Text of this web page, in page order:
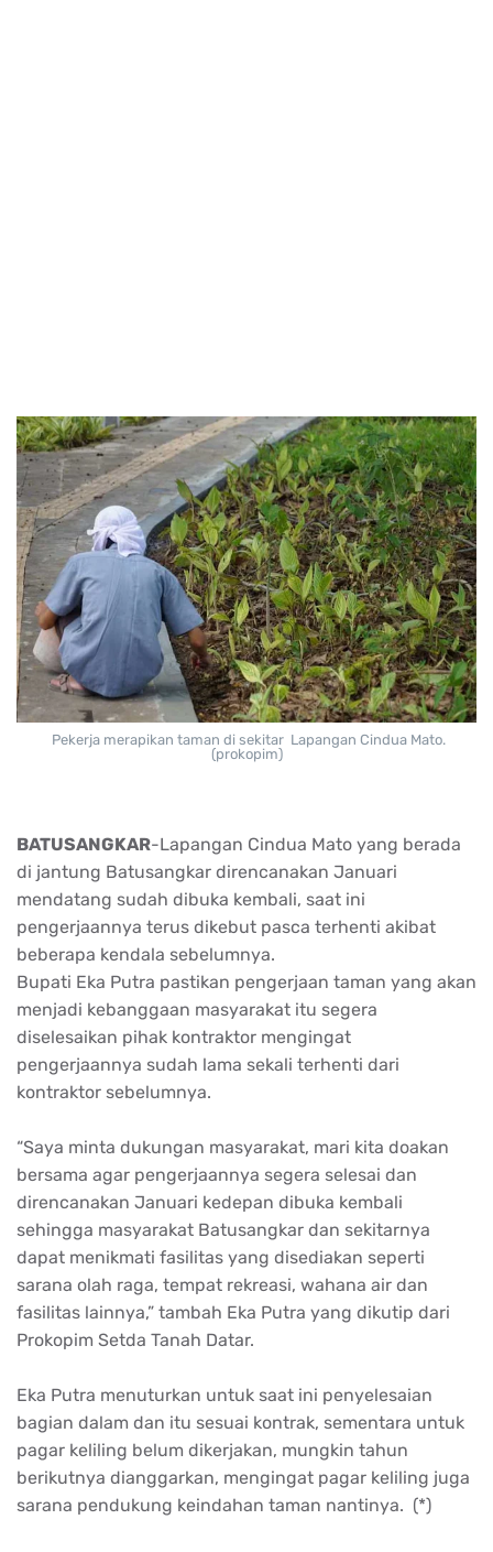
Pekerja merapikan taman di sekitar Lapangan Cindua Mato.
(prokopim)
BATUSANGKAR-Lapangan Cindua Mato yang berada
di jantung Batusangkar direncanakan Januari
mendatang sudah dibuka kembali, saat ini
pengerjaannya terus dikebut pasca terhenti akibat
beberapa kendala sebelumnya.
Bupati Eka Putra pastikan pengerjaan taman yang akan
menjadi kebanggaan masyarakat itu segera
diselesaikan pihak kontraktor mengingat
pengerjaannya sudah lama sekali terhenti dari
kontraktor sebelumnya.
“Saya minta dukungan masyarakat, mari kita doakan
bersama agar pengerjaannya segera selesai dan
direncanakan Januari kedepan dibuka kembali
sehingga masyarakat Batusangkar dan sekitarnya
dapat menikmati fasilitas yang disediakan seperti
sarana olah raga, tempat rekreasi, wahana air dan
fasilitas lainnya,” tambah Eka Putra yang dikutip dari
Prokopim Setda Tanah Datar.
Eka Putra menuturkan untuk saat ini penyelesaian
bagian dalam dan itu sesuai kontrak, sementara untuk
pagar keliling belum dikerjakan, mungkin tahun
berikutnya dianggarkan, mengingat pagar keliling juga
sarana pendukung keindahan taman nantinya. (*)